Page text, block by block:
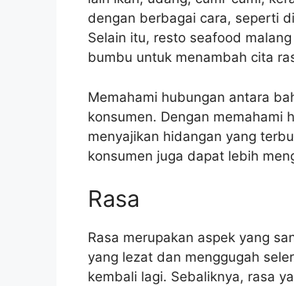
dengan berbagai cara, seperti
Selain itu, resto seafood
bumbu untuk menambah cita
Memahami hubungan antara
konsumen. Dengan memahami
menyajikan hidangan yang
konsumen juga dapat lebih
Rasa
Rasa merupakan aspek yang
yang lezat dan menggugah
kembali lagi. Sebaliknya, rasa